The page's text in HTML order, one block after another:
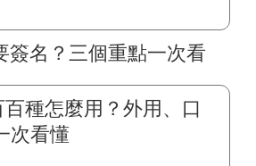
簽名？三個重點一次看